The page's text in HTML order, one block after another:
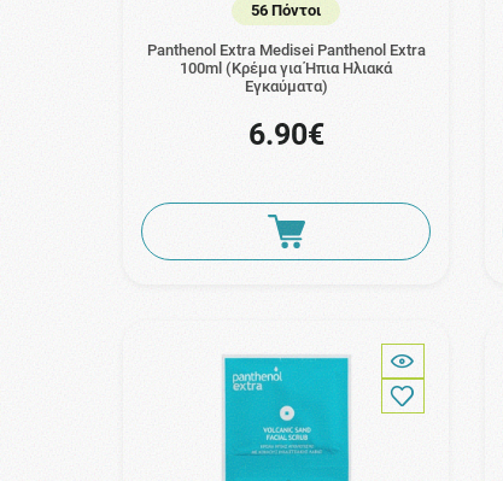
56 Πόντοι
Panthenol Extra Medisei Panthenol Extra
100ml (Κρέμα για Ήπια Ηλιακά
Εγκαύματα)
6.90€